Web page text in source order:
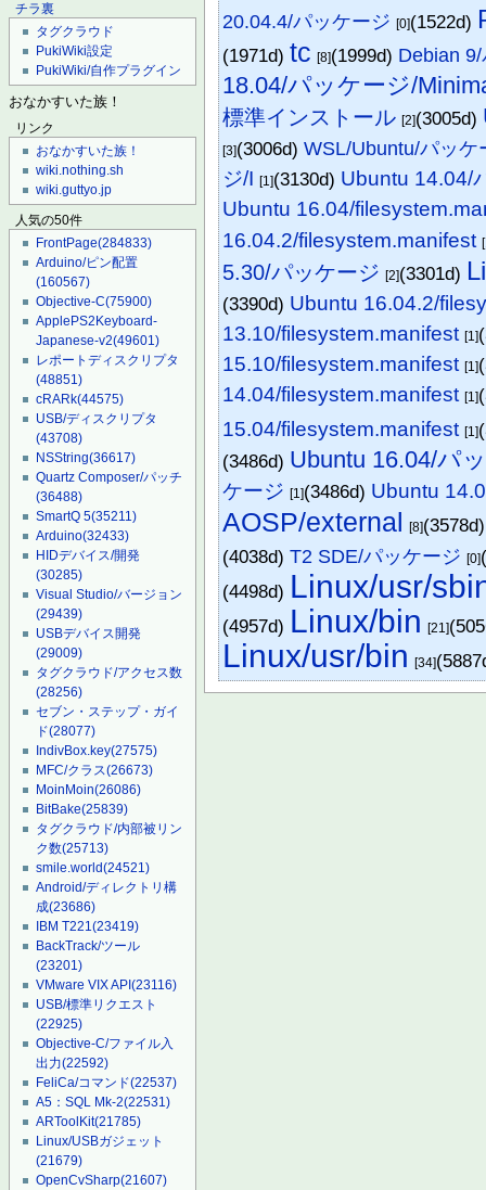
チラ裏
タグクラウド
PukiWiki設定
PukiWiki/自作プラグイン
おなかすいた族！
リンク
おなかすいた族！
wiki.nothing.sh
wiki.guttyo.jp
人気の50件
FrontPage(284833)
Arduino/ピン配置
(160567)
Objective-C(75900)
ApplePS2Keyboard-
Japanese-v2(49601)
レポートディスクリプタ
(48851)
cRARk(44575)
USB/ディスクリプタ
(43708)
NSString(36617)
Quartz Composer/パッチ
(36488)
SmartQ 5(35211)
Arduino(32433)
HIDデバイス/開発
(30285)
Visual Studio/バージョン
(29439)
USBデバイス開発
(29009)
タグクラウド/アクセス数
(28256)
セブン・ステップ・ガイ
ド(28077)
IndivBox.key(27575)
MFC/クラス(26673)
MoinMoin(26086)
BitBake(25839)
タグクラウド/内部被リン
ク数(25713)
smile.world(24521)
Android/ディレクトリ構
成(23686)
IBM T221(23419)
BackTrack/ツール
(23201)
VMware VIX API(23116)
USB/標準リクエスト
(22925)
Objective-C/ファイル入
出力(22592)
FeliCa/コマンド(22537)
A5：SQL Mk-2(22531)
ARToolKit(21785)
Linux/USBガジェット
(21679)
OpenCvSharp(21607)
20.04.4/パッケージ [0](1522d)
(1971d)tc [8](1999d) Debian
18.04/パッケージ/
標準インストール [2](3005d)
[3](3006d)WSL/Ubuntu/パッケ
ジ/I [1](3130d) Ubuntu 14.04/
Ubuntu 16.04/
16.04.2/filesystem.manifest
5.30/パッケージ [2](3301d)
(3390d) Ubuntu 16.04.2/
13.10/filesystem.manifest [1]
15.10/filesystem.manifest [1]
14.04/filesystem.manifest [1]
15.04/filesystem.manifest [1]
(3486d) Ubuntu 16.04/パ
ケージ [1](3486d) Ubuntu
AOSP/external [8]
(4038d)T2 SDE/パッケージ [0]
(4498d) Linux/usr/
(4957d) Linux/bin [21]
Linux/usr/bin [34]